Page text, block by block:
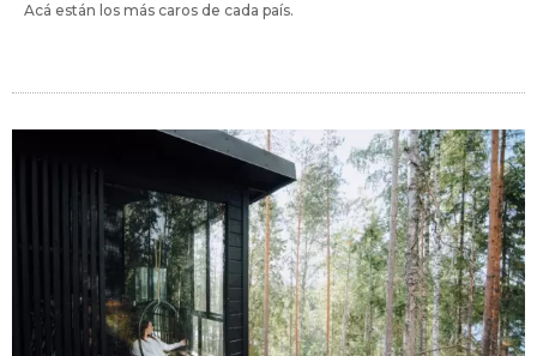
Acá están los más caros de cada país.